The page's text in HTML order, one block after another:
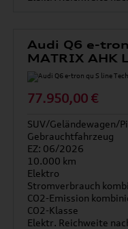
Audi Q6 e-
MATRIX AHK
77.950,00 €
SUV/Geländewagen/
Gebrauchtfahrzeug
EZ: 06/2026
10.000 km
Elektro
Stromverbrauch
CO2-Emission
CO2-Klasse